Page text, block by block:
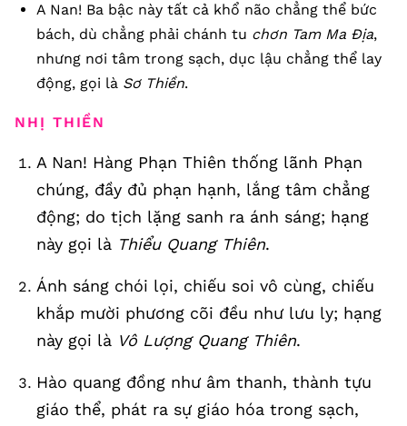
A Nan! Ba bậc này tất cả khổ não chẳng thể bức
bách, dù chẳng phải chánh tu chơn Tam Ma Địa,
nhưng nơi tâm trong sạch, dục lậu chẳng thể lay
động, gọi là Sơ Thiền.
NHỊ THIỀN
A Nan! Hàng Phạn Thiên thống lãnh Phạn
chúng, đầy đủ phạn hạnh, lắng tâm chẳng
động; do tịch lặng sanh ra ánh sáng; hạng
này gọi là Thiểu Quang Thiên.
Ánh sáng chói lọi, chiếu soi vô cùng, chiếu
khắp mười phương cõi đều như lưu ly; hạng
này gọi là Vô Lượng Quang Thiên.
Hào quang đồng như âm thanh, thành tựu
giáo thể, phát ra sự giáo hóa trong sạch,